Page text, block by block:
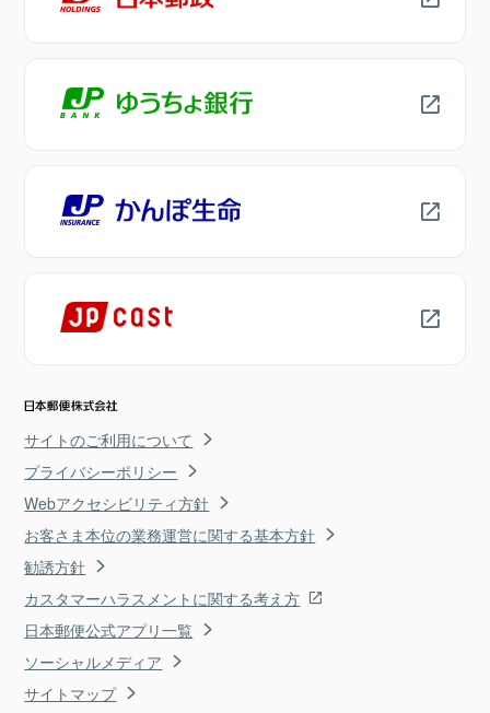
サイトのご利用について
プライバシーポリシー
Webアクセシビリティ方針
お客さま本位の業務運営に関する基本方針
勧誘方針
カスタマーハラスメントに関する考え方
日本郵便公式アプリ一覧
ソーシャルメディア
サイトマップ